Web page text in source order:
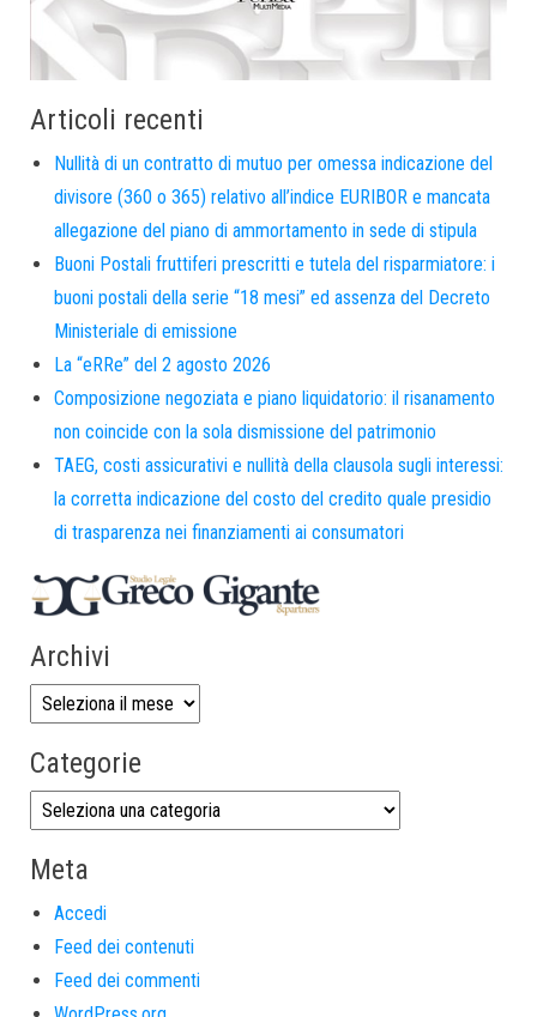
Articoli recenti
Nullità di un contratto di mutuo per omessa indicazione del
divisore (360 o 365) relativo all’indice EURIBOR e mancata
allegazione del piano di ammortamento in sede di stipula
Buoni Postali fruttiferi prescritti e tutela del risparmiatore: i
buoni postali della serie “18 mesi” ed assenza del Decreto
Ministeriale di emissione
La “eRRe” del 2 agosto 2026
Composizione negoziata e piano liquidatorio: il risanamento
non coincide con la sola dismissione del patrimonio
TAEG, costi assicurativi e nullità della clausola sugli interessi:
la corretta indicazione del costo del credito quale presidio
di trasparenza nei finanziamenti ai consumatori
Archivi
Categorie
Meta
Accedi
Feed dei contenuti
Feed dei commenti